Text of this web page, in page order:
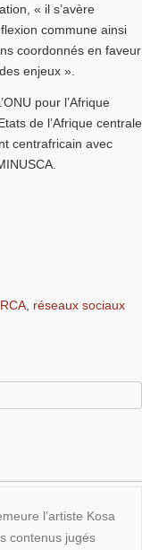
« il s’avère
commune ainsi
coordonnés en faveur
enjeux ».
pour l’Afrique
de l’Afrique centrale
centrafricain avec
RCA réseaux sociaux
l’artiste Kosa
contenus jugés